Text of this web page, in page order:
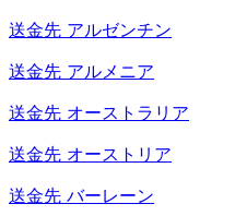
送金先 アルゼンチン
送金先 アルメニア
送金先 オーストラリア
送金先 オーストリア
送金先 バーレーン